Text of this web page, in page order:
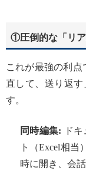
①圧倒的な「リア
これが最強の利点
直して、送り返
す。
同時編集: ド
ト（Excel相当
時に開き、会